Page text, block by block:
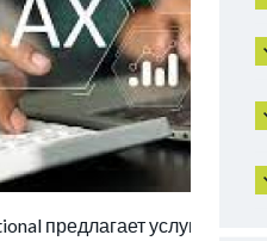
предлагает услуги по